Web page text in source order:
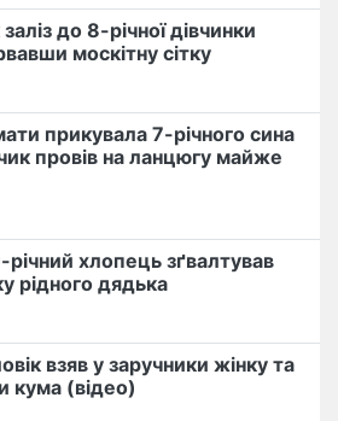
до 8-річної дівчинки
москітну сітку
прикувала 7-річного сина
провів на ланцюгу майже
річний хлопець​ ️зґвалтував
рідного дядька
взяв у заручники жінку та
кума (відео)